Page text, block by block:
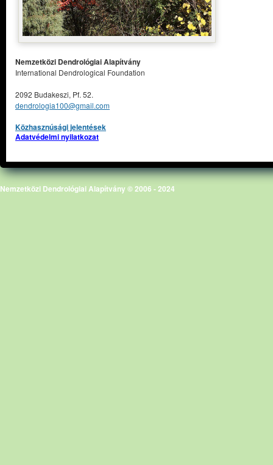
Nemzetközi Dendrológiai Alapítvány
International Dendrological Foundation
2092 Budakeszi, Pf. 52.
dendrologia100@gmail.com
Közhasznúsági jelentések
Adatvédelmi nyilatkozat
Nemzetközi Dendrológiai Alapítvány © 2006 - 2024